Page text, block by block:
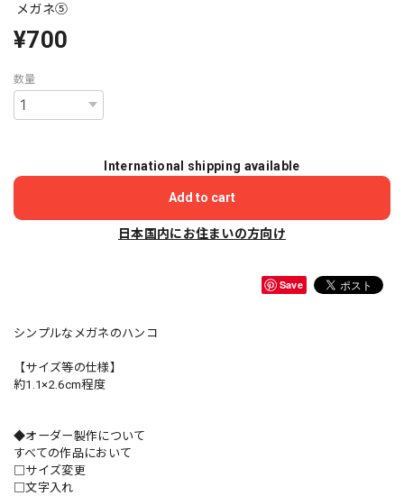
メガネ⑤
¥700
数量
International shipping available
Add to cart
日本国内にお住まいの方向け
Save
シンプルなメガネのハンコ
【サイズ等の仕様】
約1.1×2.6cm程度
◆オーダー製作について
すべての作品において
□サイズ変更
□文字入れ